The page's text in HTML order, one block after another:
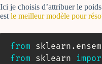
Ici je choisis d’attribuer le
est le meilleur modèle pour
from sklearn .
from sklearn